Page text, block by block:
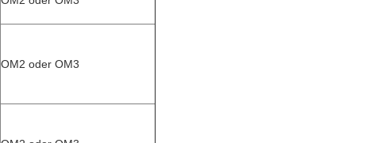
OM2 oder OM3